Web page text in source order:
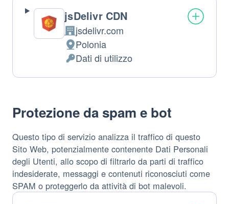
jsDelivr CDN
Azienda:
jsdelivr.com
Luogo
del
trattamento:
Polonia
Dati
Personali
Dati di utilizzo
Protezione da spam e bot
Questo tipo di servizio analizza il traffico di questo
Sito Web, potenzialmente contenente Dati Personali
degli Utenti, allo scopo di filtrarlo da parti di traffico
indesiderate, messaggi e contenuti riconosciuti come
SPAM o proteggerlo da attività di bot malevoli.